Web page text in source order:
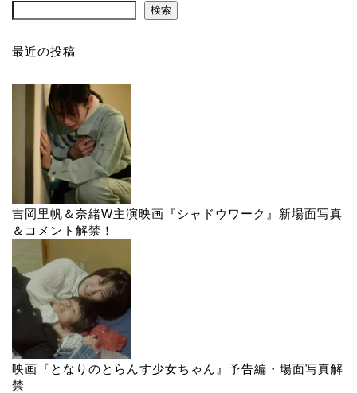
検索
最近の投稿
吉岡里帆＆奈緒W主演映画『シャドウワーク』新場面写真
＆コメント解禁！
映画『となりのとらんす少女ちゃん』予告編・場面写真解
禁